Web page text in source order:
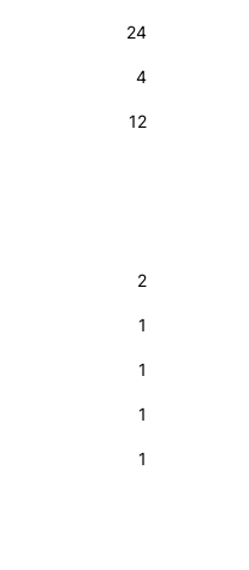
24
4
12
2
1
1
1
1